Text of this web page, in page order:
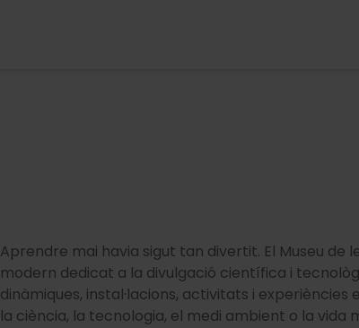
Aprendre mai havia sigut tan divertit. El Museu de
modern dedicat a la divulgació científica i
dinàmiques, instal·lacions, activitats i
la ciència, la tecnologia, el medi ambient o la vida